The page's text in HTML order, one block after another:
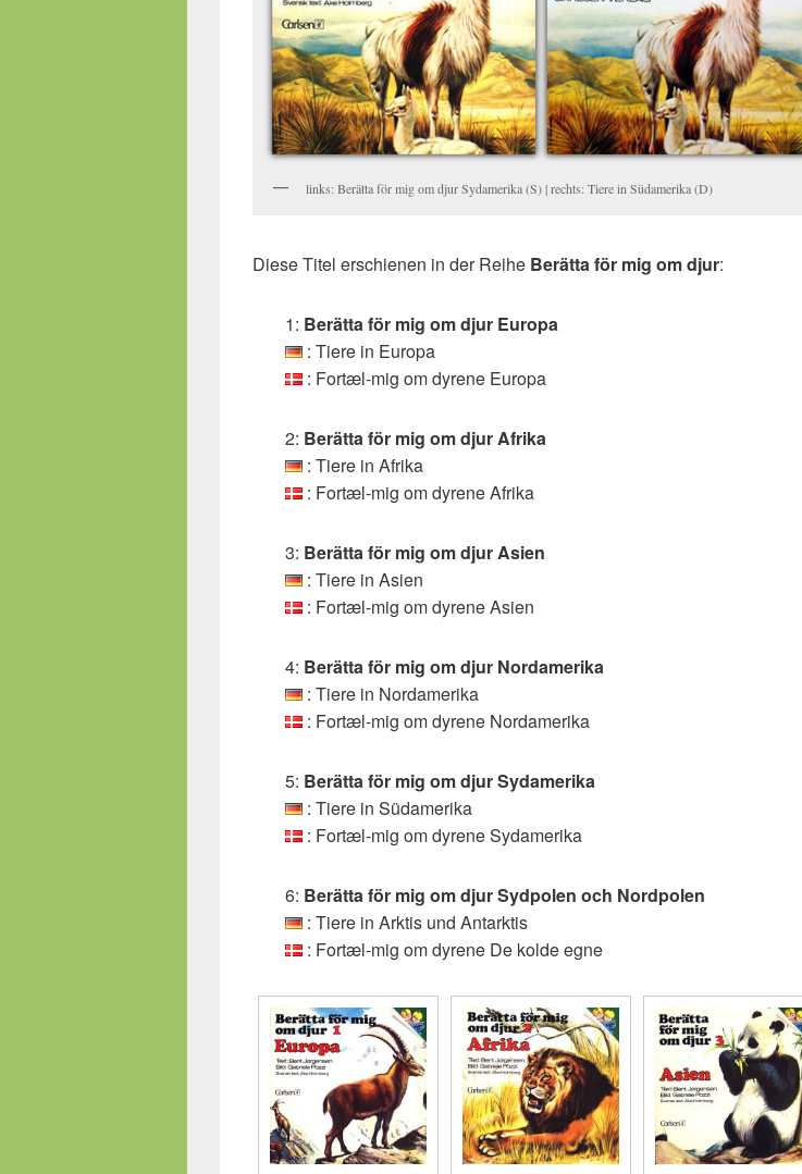
links: Berätta för mig om djur Sydamerika (S) | rechts: Tiere in Südamerika (D)
Diese Titel erschienen in der Reihe Berätta för mig om djur:
1: Berätta för mig om djur Europa
: Tiere in Europa
: Fortæl-mig om dyrene Europa
2: Berätta för mig om djur Afrika
: Tiere in Afrika
: Fortæl-mig om dyrene Afrika
3: Berätta för mig om djur Asien
: Tiere in Asien
: Fortæl-mig om dyrene Asien
4: Berätta för mig om djur Nordamerika
: Tiere in Nordamerika
: Fortæl-mig om dyrene Nordamerika
5: Berätta för mig om djur Sydamerika
: Tiere in Südamerika
: Fortæl-mig om dyrene Sydamerika
6: Berätta för mig om djur Sydpolen och Nordpolen
: Tiere in Arktis und Antarktis
: Fortæl-mig om dyrene De kolde egne